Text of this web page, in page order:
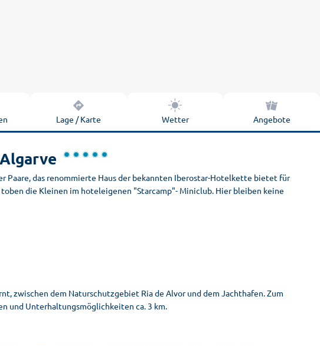
Lage / Karte Wetter Angebote
Paare, das renommierte Haus der bekannten Iberostar-Hotelkette bietet für
die Kleinen im hoteleigenen "Starcamp"- Miniclub. Hier bleiben keine
zwischen dem Naturschutzgebiet Ria de Alvor und dem Jachthafen. Zum
und Unterhaltungsmöglichkeiten ca. 3 km.